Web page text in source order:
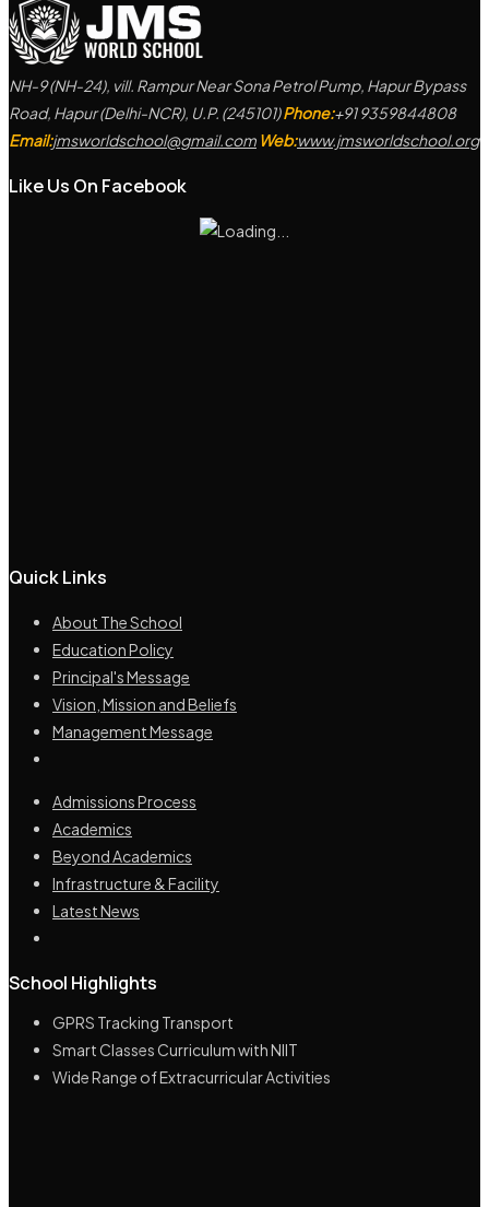
NH-9 (NH-24), vill. Rampur Near Sona Petrol Pump, Hapur Bypass
Road, Hapur (Delhi-NCR), U.P. (245101)Phone:+91 9359844808
Email:jmsworldschool@gmail.com Web:www.jmsworldschool.org
Like Us On Facebook
Quick Links
About The School
Education Policy
Principal's Message
Vision, Mission and Beliefs
Management Message
Admissions Process
Academics
Beyond Academics
Infrastructure & Facility
Latest News
School Highlights
Lush green campus spread across 10 acre land
Smart Classes Curriculum with NIIT
Wide Range of Extracurricular Activities